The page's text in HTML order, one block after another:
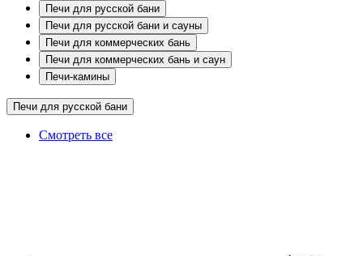
Печи для русской бани
Печи для русской бани и сауны
Печи для коммерческих бань
Печи для коммерческих бань и саун
Печи-камины
Печи для русской бани
Смотреть все